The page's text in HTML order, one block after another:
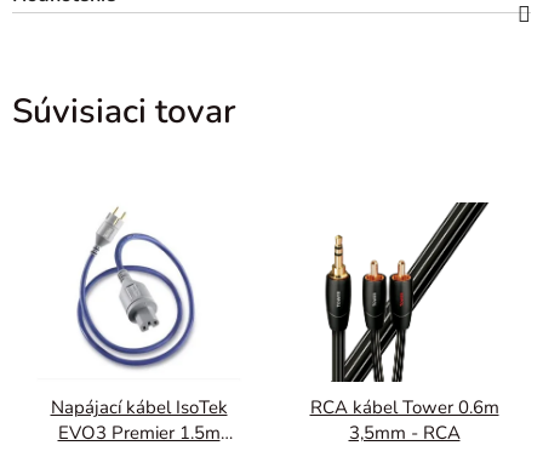
Súvisiaci tovar
Napájací kábel IsoTek
EVO3 Premier 1.5m
RCA kábel Tower 0.6m
3,5mm - RCA